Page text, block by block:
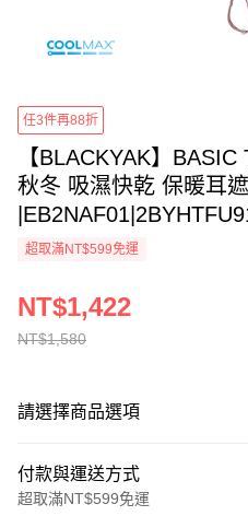
任3件再88折
【BLACKYAK】
秋冬 吸濕快乾 保暖耳
超取滿NT$599免運
NT$1,580
NT$1,422
請選擇商品選項
付款與運送方式
超取滿NT$599免運